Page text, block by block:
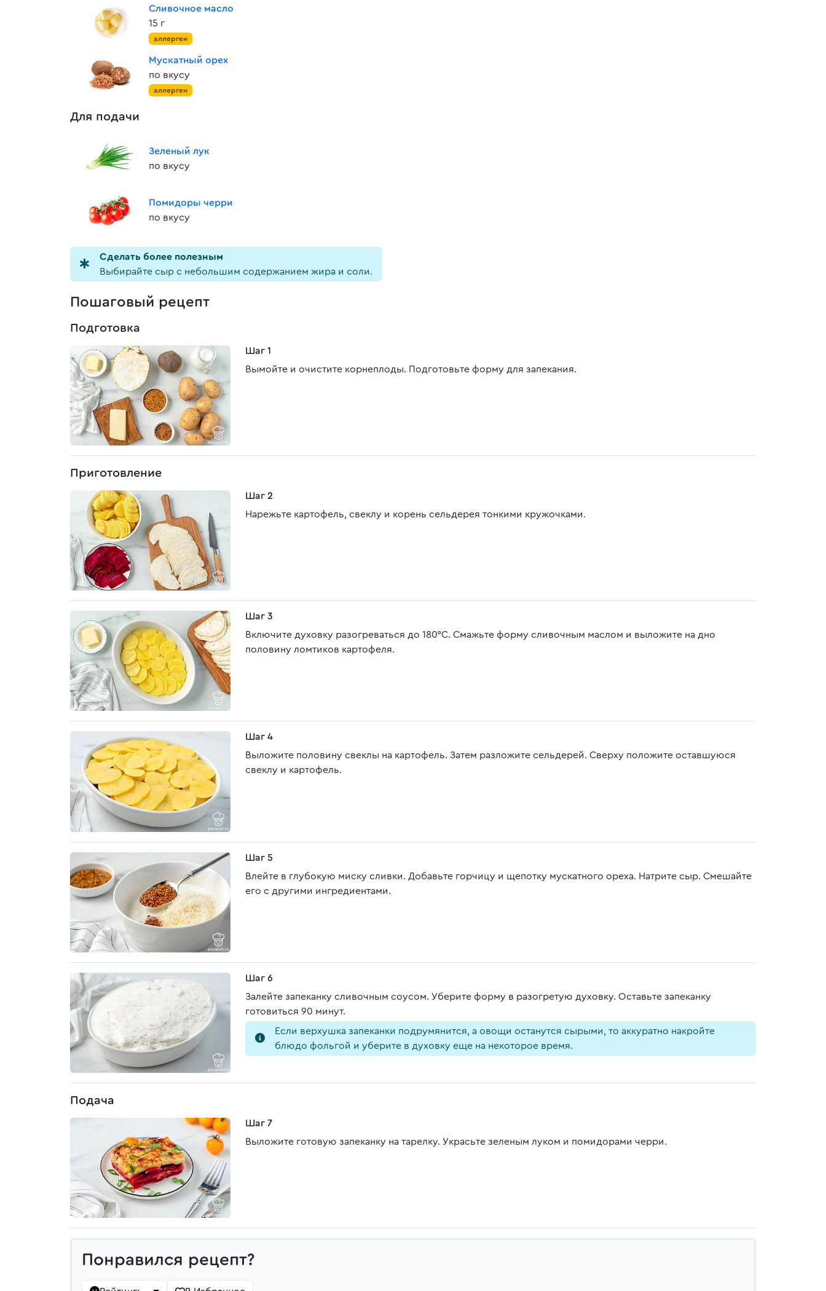
Сливочное масло
15 г
аллерген
Мускатный орех
по вкусу
аллерген
Для подачи
Зеленый лук
по вкусу
Помидоры черри
по вкусу
Cделать более полезным
Выбирайте сыр с небольшим содержанием жира и соли.
Пошаговый рецепт
Подготовка
Шаг 1
Вымойте и очистите корнеплоды. Подготовьте форму для запекания.
Приготовление
Шаг 2
Нарежьте картофель, свеклу и корень сельдерея тонкими кружочками.
Шаг 3
Включите духовку разогреваться до 180°C. Смажьте форму сливочным маслом и выложите на дно
половину ломтиков картофеля.
Шаг 4
Выложите половину свеклы на картофель. Затем разложите сельдерей. Сверху положите оставшуюся
свеклу и картофель.
Шаг 5
Влейте в глубокую миску сливки. Добавьте горчицу и щепотку мускатного ореха. Натрите сыр. Смешайте
его с другими ингредиентами.
Шаг 6
Залейте запеканку сливочным соусом. Уберите форму в разогретую духовку. Оставьте запеканку
готовиться 90 минут.
Если верхушка запеканки подрумянится, а овощи останутся сырыми, то аккуратно накройте
блюдо фольгой и уберите в духовку еще на некоторое время.
Подача
Шаг 7
Выложите готовую запеканку на тарелку. Украсьте зеленым луком и помидорами черри.
Понравился рецепт?